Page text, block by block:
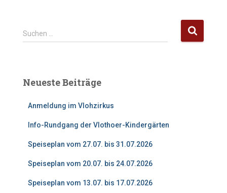
S
u
n
Suchen …
Neueste Beiträge
Anmeldung im Vlohzirkus
Info-Rundgang der Vlothoer-Kindergärten
Speiseplan vom 27.07. bis 31.07.2026
Speiseplan vom 20.07. bis 24.07.2026
Speiseplan vom 13.07. bis 17.07.2026